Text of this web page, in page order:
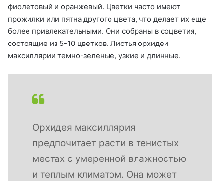
фиолетовый и оранжевый. Цветки часто имеют
прожилки или пятна другого цвета, что делает их еще
более привлекательными. Они собраны в соцветия,
состоящие из 5-10 цветков. Листья орхидеи
максиллярии темно-зеленые, узкие и длинные.
Орхидея максиллярия
предпочитает расти в тенистых
местах с умеренной влажностью
и теплым климатом. Она может